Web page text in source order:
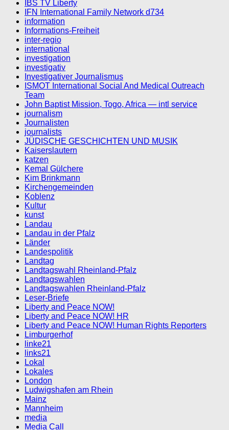
IBS TV Liberty
IFN International Family Network d734
information
Informations-Freiheit
inter-regio
international
investigation
investigativ
Investigativer Journalismus
ISMOT International Social And Medical Outreach
Team
John Baptist Mission, Togo, Africa — intl service
journalism
Journalisten
journalists
JÜDISCHE GESCHICHTEN UND MUSIK
Kaiserslautern
katzen
Kemal Gülchere
Kim Brinkmann
Kirchengemeinden
Koblenz
Kultur
kunst
Landau
Landau in der Pfalz
Länder
Landespolitik
Landtag
Landtagswahl Rheinland-Pfalz
Landtagswahlen
Landtagswahlen Rheinland-Pfalz
Leser-Briefe
Liberty and Peace NOW!
Liberty and Peace NOW! HR
Liberty and Peace NOW! Human Rights Reporters
Limburgerhof
linke21
links21
Lokal
Lokales
London
Ludwigshafen am Rhein
Mainz
Mannheim
media
Media Call